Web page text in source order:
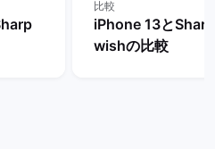
比較
iPhone 13と
wishの比較